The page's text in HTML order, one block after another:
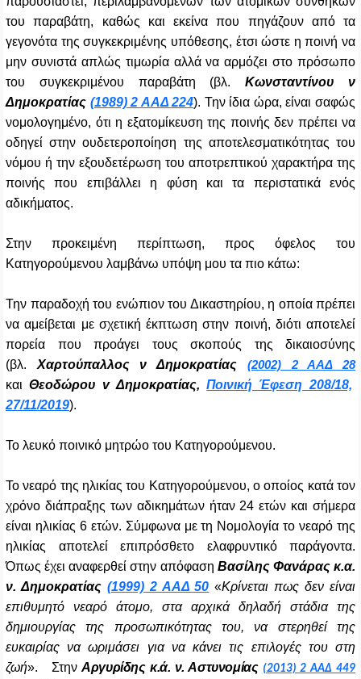
του παραβάτη, καθώς και εκείνα που πηγάζουν από τα
γεγονότα της συγκεκριμένης υπόθεσης, έτσι ώστε η ποινή να
μην συνιστά απλώς τιμωρία αλλά να αρμόζει στο πρόσωπο
του συγκεκριμένου παραβάτη (βλ.Κωνσταντίνου ν
Δημοκρατίας (1989) 2 ΑΑΔ 224). Την ίδια ώρα, είναι σαφώς
νομολογημένο, ότι η εξατομίκευση της ποινής δεν πρέπει να
οδηγεί στην ουδετεροποίηση της αποτελεσματικότητας του
νόμου ή την εξουδετέρωση του αποτρεπτικού χαρακτήρα της
ποινής που επιβάλλει η φύση και τα περιστατικά ενός
αδικήματος.
Στην προκειμένη περίπτωση, προς όφελος του
Κατηγορούμενου λαμβάνω υπόψη μου τα πιο κάτω:
Την παραδοχή του ενώπιον του Δικαστηρίου, η οποία πρέπει
να αμείβεται με σχετική έκπτωση στην ποινή, διότι αποτελεί
πορεία που προάγει τους σκοπούς της δικαιοσύνης
(βλ.
Χαρτούπαλλος ν Δημοκρατίας (2002) 2 ΑΑΔ 28
και Θεοδώρου vΔημοκρατίας,Ποινική Έφεση 208/18,
27/11/2019).
Το λευκό ποινικό μητρώο του Κατηγορούμενου.
Το νεαρό της ηλικίας του Κατηγορούμενου, ο οποίος κατά τον
χρόνο διάπραξης των αδικημάτων ήταν 24 ετών και σήμερα
είναι ηλικίας 6 ετών. Σύμφωνα με τη Νομολογία το νεαρό της
ηλικίας αποτελεί επιπρόσθετο ελαφρυντικό παράγοντα.
Όπως έχει αναφερθεί στην απόφαση Βασίλης Φανάρας κ.α.
ν. Δημοκρατίας (1999) 2 ΑΑΔ 50 «Κρίνεται πως δεν είναι
επιθυμητό νεαρό άτομο, στα αρχικά δηλαδή στάδια της
δημιουργίας της προσωπικότητας του, να στερηθεί της
ευκαιρίας να ωριμάσει για να κάνει τις επιλογές του στη
ζωή». ΣτηνΑργυρίδης κ.ά. ν. Αστυνομίας (2013) 2 ΑΑΔ 449